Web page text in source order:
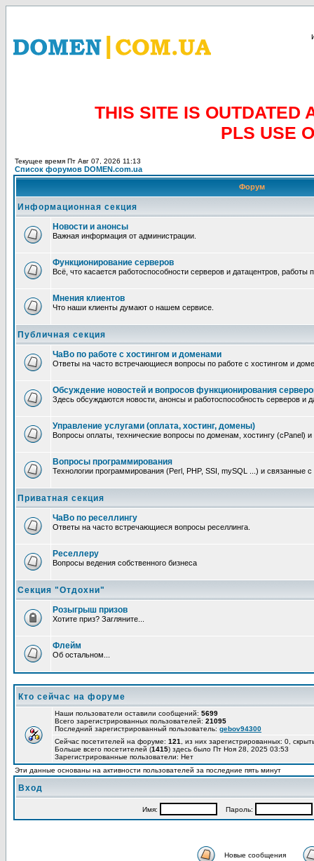
THIS SITE IS OUTDATED
PLS USE
Текущее время Пт Авг 07, 2026 11:13
Список форумов DOMEN.com.ua
Форум
Информационная секция
Новости и анонсы
Важная информация от администрации.
Функционирование серверов
Всё, что касается работоспособности серверов и датацентров, работы
Мнения клиентов
Что наши клиенты думают о нашем сервисе.
Публичная секция
ЧаВо по работе с хостингом и доменами
Ответы на часто встречающиеся вопросы по работе с хостингом и
Обсуждение новостей и вопросов функционирования
Здесь обсуждаются новости, анонсы и работоспособность серверов и
Управление услугами (оплата, хостинг, домены)
Вопросы оплаты, технические вопросы по доменам, хостингу (cPanel)
Вопросы программирования
Технологии программирования (Perl, PHP, SSI, mySQL ...) и связанные
Приватная секция
ЧаВо по реселлингу
Ответы на часто встречающиеся вопросы реселлинга.
Реселлеру
Вопросы ведения собственного бизнеса
Секция "Отдохни"
Розыгрыш призов
Хотите приз? Загляните...
Флейм
Об остальном...
Кто сейчас на форуме
Наши пользователи оставили сообщений: 5699
Всего зарегистрированных пользователей: 21095
Последний зарегистрированный пользователь: gebov94300
Сейчас посетителей на форуме: 121
, из них зарегистрированных: 0,
Больше всего посетителей (1415) здесь было Пт Ноя 28, 2025 03:53
Зарегистрированные пользователи: Нет
Эти данные основаны на активности пользователей за последние пять минут
Вход
Имя: Пароль:
Новые сообщения